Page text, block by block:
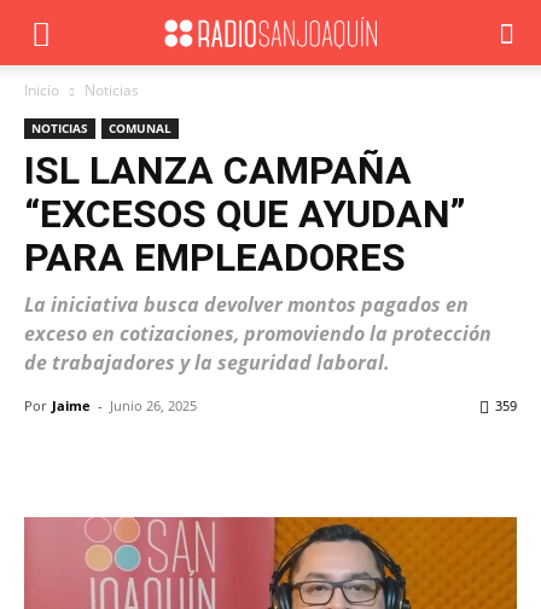
Inicio Noticias
NOTICIAS COMUNAL
ISL LANZA CAMPAÑA
“EXCESOS QUE AYUDAN”
PARA EMPLEADORES
La iniciativa busca devolver montos pagados en
exceso en cotizaciones, promoviendo la protección
de trabajadores y la seguridad laboral.
Por Jaime - Junio 26, 2025 359